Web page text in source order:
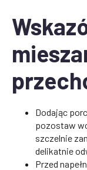
Dodając
pozostaw
szczelnie
delikatnie
Przed